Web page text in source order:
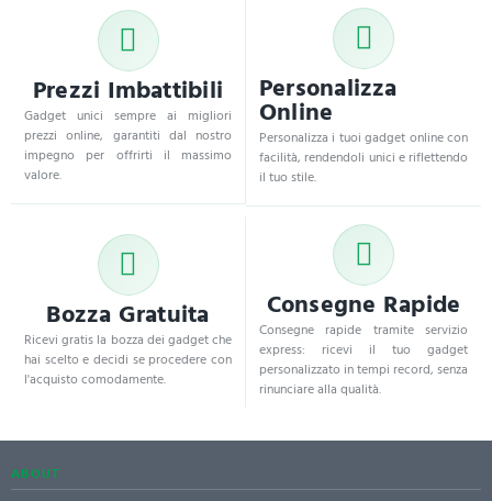
Prezzi Imbattibili
Gadget unici sempre ai migliori
prezzi online, garantiti dal nostro
impegno per offrirti il massimo
valore.
Personalizza
Online
Personalizza i tuoi gadget online con
facilità, rendendoli unici e riflettendo
il tuo stile.
Bozza Gratuita
Ricevi gratis la bozza dei gadget che
hai scelto e decidi se procedere con
l'acquisto comodamente.
Consegne Rapide
Consegne rapide tramite servizio
express: ricevi il tuo gadget
personalizzato in tempi record, senza
rinunciare alla qualità.
ABOUT